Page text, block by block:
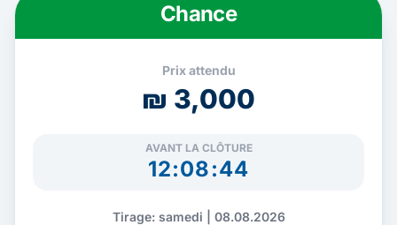
Chance
Prix attendu
₪ 3,000
AVANT LA CLÔTURE
12:08:43
Tirage: samedi | 08.08.2026